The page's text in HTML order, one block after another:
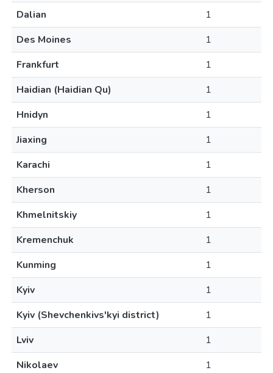
Dalian
1
Des Moines
1
Frankfurt
1
Haidian (Haidian Qu)
1
Hnidyn
1
Jiaxing
1
Karachi
1
Kherson
1
Khmelnitskiy
1
Kremenchuk
1
Kunming
1
Kyiv
1
Kyiv (Shevchenkivs'kyi district)
1
Lviv
1
Nikolaev
1